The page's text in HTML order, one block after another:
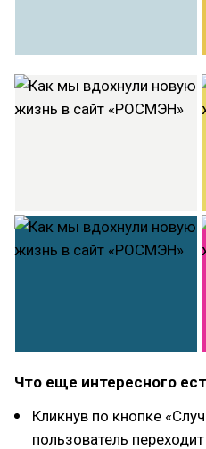
Что еще интересного
Кликнув по кнопке
пользователь